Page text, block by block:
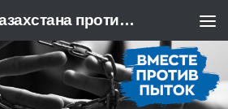
Коалиция НПО Казахстана против пыток